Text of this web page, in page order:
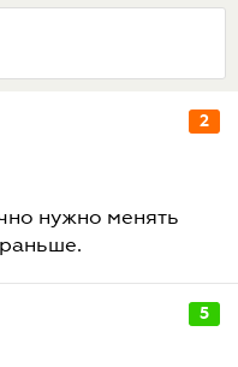
2
нужно менять
5